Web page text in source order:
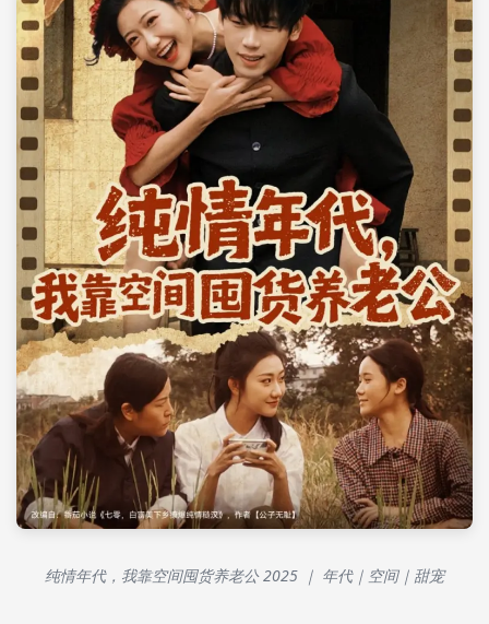
纯情年代，我靠空间囤货养老公 2025 ｜ 年代｜空间｜甜宠